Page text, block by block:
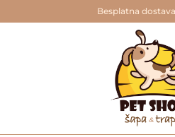
Besplatna